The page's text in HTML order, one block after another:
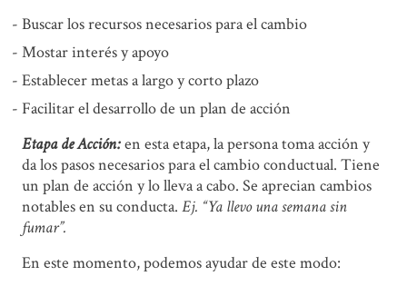
Buscar los recursos necesarios para el cambio
Mostar interés y apoyo
Establecer metas a largo y corto plazo
Facilitar el desarrollo de un plan de acción
Etapa de Acción:en esta etapa, la persona toma acción y
da los pasos necesarios para el cambio conductual. Tiene
un plan de acción y lo lleva a cabo. Se aprecian cambios
notables en su conducta. Ej. “Ya llevo una semana sin
fumar”.
En este momento, podemos ayudar de este modo: